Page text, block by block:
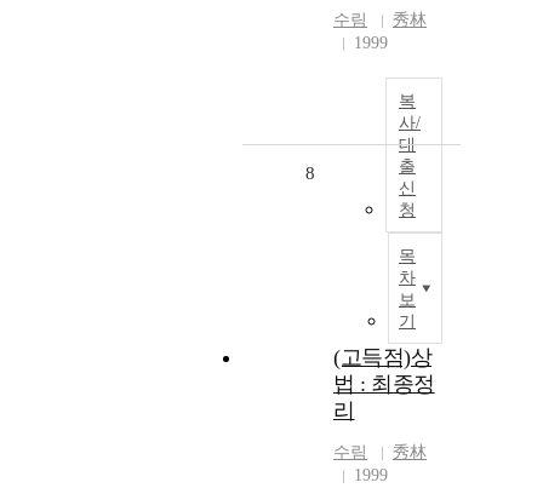
수림
秀林
1999
복
사/
대
출
신
청
목
차
보
기
8
(고득점)상
법 : 최종정
리
수림
秀林
1999